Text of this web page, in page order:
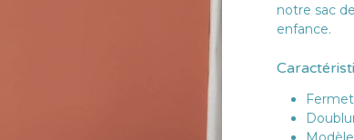
notre sac
enfance.